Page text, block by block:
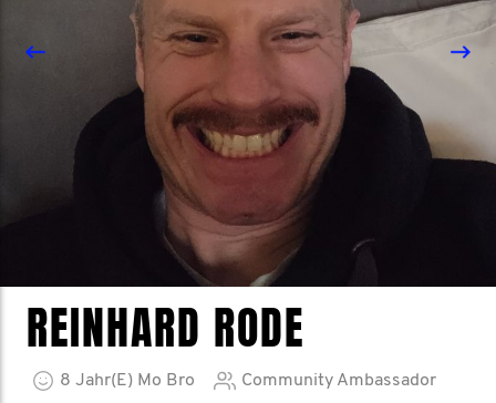
REINHARD RODE
8 Jahr(e) Mo Bro Community Ambassador